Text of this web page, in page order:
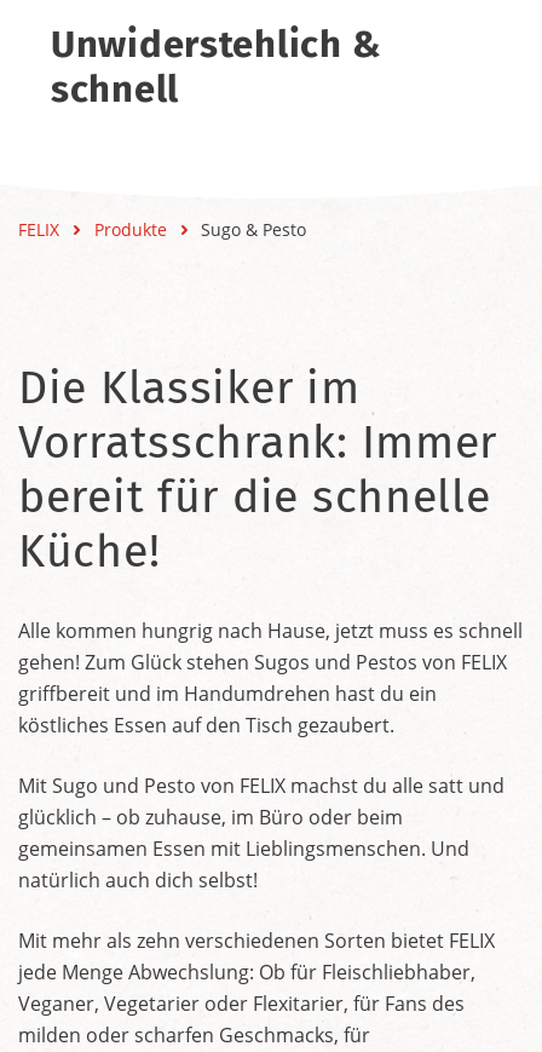
Unwiderstehlich &
schnell
FELIX Produkte Sugo & Pesto
Die Klassiker im
Vorratsschrank: Immer
bereit für die schnelle
Küche!
Alle kommen hungrig nach Hause, jetzt muss es schnell
gehen! Zum Glück stehen Sugos und Pestos von FELIX
griffbereit und im Handumdrehen hast du ein
köstliches Essen auf den Tisch gezaubert.
Mit Sugo und Pesto von FELIX machst du alle satt und
glücklich – ob zuhause, im Büro oder beim
gemeinsamen Essen mit Lieblingsmenschen. Und
natürlich auch dich selbst!
Mit mehr als zehn verschiedenen Sorten bietet FELIX
jede Menge Abwechslung: Ob für Fleischliebhaber,
Veganer, Vegetarier oder Flexitarier, für Fans des
milden oder scharfen Geschmacks, für